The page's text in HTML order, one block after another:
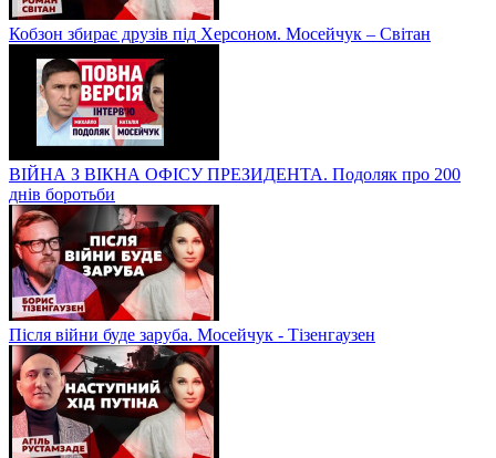
Кобзон збирає друзів під Херсоном. Мосейчук – Світан
ВІЙНА З ВІКНА ОФІСУ ПРЕЗИДЕНТА. Подоляк про 200
днів боротьби
Після війни буде заруба. Мосейчук - Тізенгаузен